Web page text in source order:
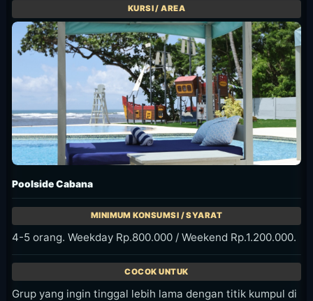
Poolside Cabana
4-5 orang. Weekday Rp.800.000 / Weekend Rp.1.200.000.
Grup yang ingin tinggal lebih lama dengan titik kumpul di